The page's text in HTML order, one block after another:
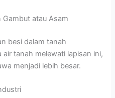
atau Asam
besi dalam tanah
tanah melewati lapisan ini,
menjadi lebih besar.